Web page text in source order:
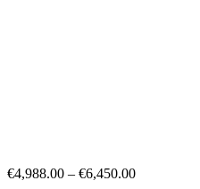
€4,988.00 – €6,450.00